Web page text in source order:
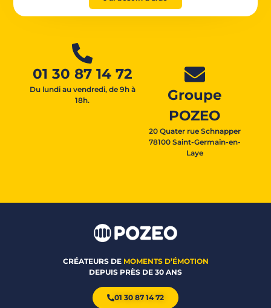
01 30 87 14 72
Du lundi au vendredi, de 9h à
18h.
Groupe
POZEO
20 Quater rue Schnapper
78100 Saint-Germain-en-
Laye
CRÉATEURS DE MOMENTS D’ÉMOTION
DEPUIS PRÈS DE 30 ANS
01 30 87 14 72